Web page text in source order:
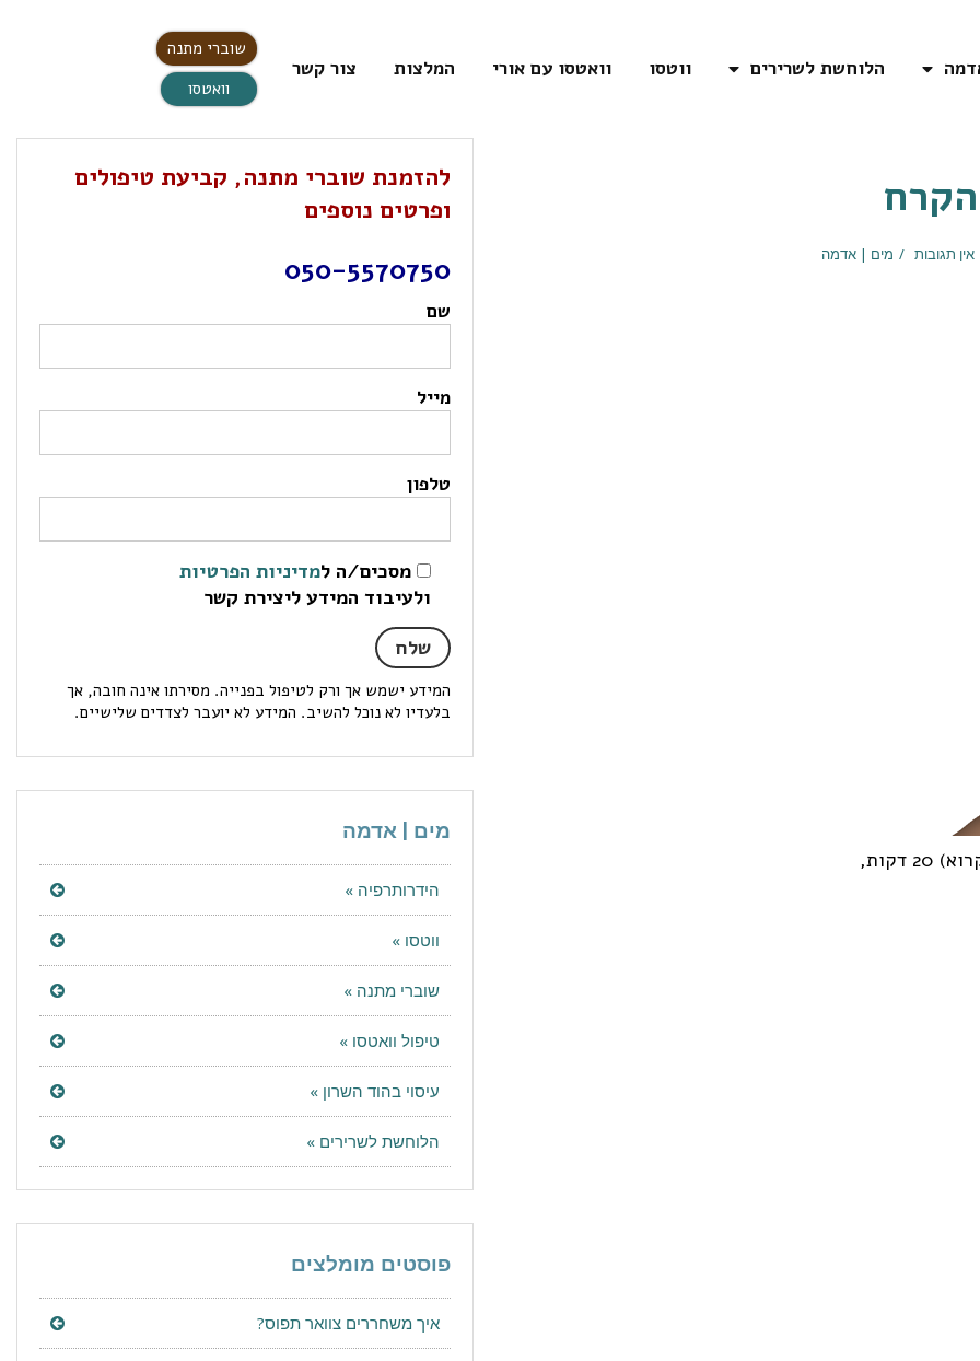
הלוחשת לשרירים ווטסו וואטסו עם אורי המלצות צור קשר
שוברי מתנה
וואטסו
אין תגובות מים | אדמה
להזמנת שוברי מתנה, קביעת טיפולים
ופרטים נוספים
050-5570750
שם
מייל
טלפון
מסכים/ה למדיניות הפרטיות
ולעיבוד המידע ליצירת קשר
המידע ישמש אך ורק לטיפול בפנייה. מסירתו אינה חובה, אך
בלעדיו לא נוכל להשיב. המידע לא יועבר לצדדים שלישיים.
מים | אדמה
הידרותרפיה »
ווטסו »
שוברי מתנה »
טיפול וואטסו »
עיסוי בהוד השרון »
הלוחשת לשרירים »
פוסטים מומלצים
איך משחררים צוואר תפוס?